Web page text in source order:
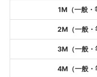
1M（一般・
2M（一般・
3M（一般・
4M（一般・